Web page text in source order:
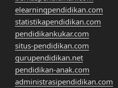
elearningpendidikan.com
statistikapendidikan.com
pendidikankukar.com
situs-pendidikan.com
gurupendidikan.net
pendidikan-anak.com
administrasipendidikan.com